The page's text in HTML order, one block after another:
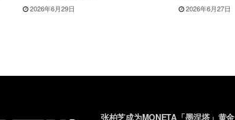
2026年6月29日 2026年6月27日
张柏芝成为MONETA「墨涅塔」黄金